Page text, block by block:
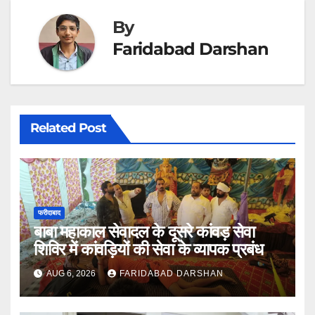
By
Faridabad Darshan
Related Post
फरीदाबाद
बाबा महाकाल सेवादल के दूसरे कांवड़ सेवा
शिविर में कांवड़ियों की सेवा के व्यापक प्रबंध
AUG 6, 2026 FARIDABAD DARSHAN